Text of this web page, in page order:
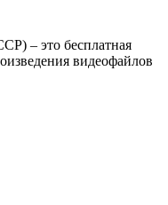
– это бесплатная
видеофайлов